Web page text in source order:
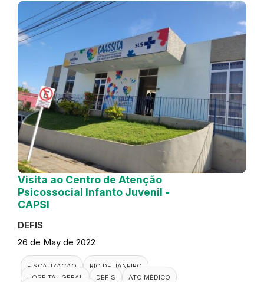
Visita ao Centro de Atenção
Psicossocial Infanto Juvenil -
CAPSI
DEFIS
26 de May de 2022
FISCALIZAÇÃO
RIO DE JANEIRO
HOSPITAL GERAL
DEFIS
ATO MÉDICO